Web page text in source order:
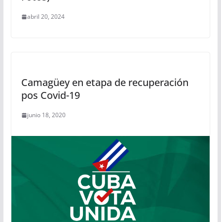
abril 20, 2024
Camagüey en etapa de recuperación
pos Covid-19
junio 18, 2020